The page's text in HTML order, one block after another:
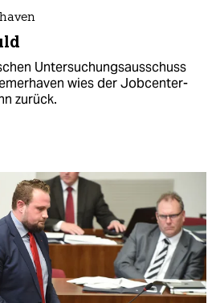
Untersuchungsausschuss
wies der Jobcenter-
zurück.